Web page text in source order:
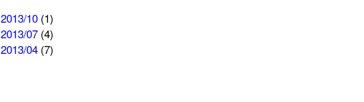
2013/10 (1)
2013/07 (4)
2013/04 (7)